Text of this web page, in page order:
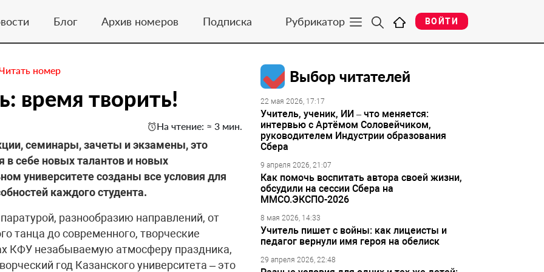
Блог Архив номеров Подписка Рубрикатор ВОЙТИ
номер
время творить!
На чтение: ≈ 3 мин.
семинары, зачеты и экзамены, это
в себе новых талантов и новых
университете созданы все условия для
каждого студента.
разнообразию направлений, от
танца до современного, творческие
КФУ незабываемую атмосферу праздника,
год Казанского университета – это
Выбор читателей
22 мая 2026, 17:17
Учитель, ученик, ИИ – что меняется:
интервью с Артёмом Соловейчиком,
руководителем Индустрии образования
Сбера
9 апреля 2026, 21:07
Как помочь воспитать автора своей жизни,
обсудили на сессии Сбера на
ММСО.ЭКСПО-2026
8 мая 2026, 14:33
Учитель пишет с войны: как лицеисты и
педагог вернули имя героя на обелиск
29 апреля 2026, 22:48